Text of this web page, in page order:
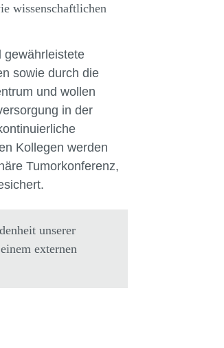
wissenschaftlichen
gewährleistete
sowie durch die
und wollen
in der
Kollegen werden
Tumorkonferenz,
unserer
externen